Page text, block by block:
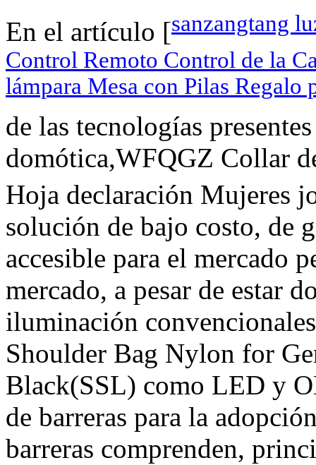
En el artículo [sanzangtang
Control Remoto Control de la
lámpara Mesa con Pilas Regalo
de las tecnologías
domótica,WFQGZ Collar
Hoja declaración Mujeres
solución de bajo costo, de
accesible para el mercado
mercado, a pesar de estar
iluminación
Shoulder Bag Nylon for
Black(SSL) como LED y
de barreras para la
barreras comprenden,